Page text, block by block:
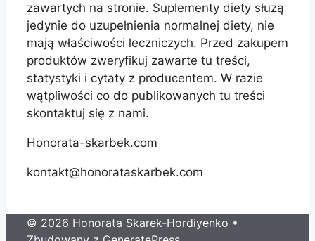
zawartych na stronie. Suplementy diety służą
jedynie do uzupełnienia normalnej diety, nie
mają właściwości leczniczych. Przed zakupem
produktów zweryfikuj zawarte tu treści,
statystyki i cytaty z producentem. W razie
wątpliwości co do publikowanych tu treści
skontaktuj się z nami.
Honorata-skarbek.com
kontakt@honorataskarbek.com
© 2026 Honorata Skarek-Hordiyenko •